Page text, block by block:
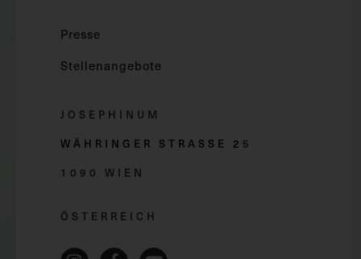
Presse
Stellenangebote
JOSEPHINUM
WÄHRINGER STRASSE 2 5
1090 WIEN
ÖSTERREICH